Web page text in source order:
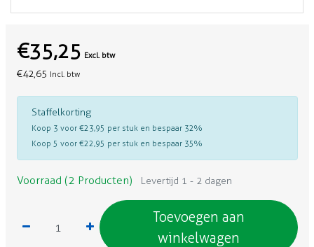
€35,25 Excl. btw
€42,65 Incl. btw
Staffelkorting
Koop 3 voor €23,95 per stuk en bespaar 32%
Koop 5 voor €22,95 per stuk en bespaar 35%
Voorraad (2 Producten) Levertijd 1 - 2 dagen
Toevoegen aan
winkelwagen